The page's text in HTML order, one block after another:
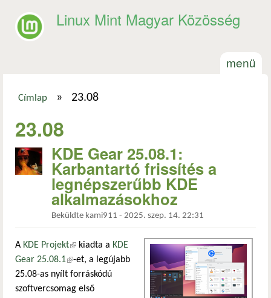
Linux Mint Magyar Közösség
menü
Címlap » 23.08
23.08
KDE Gear 25.08.1:
Karbantartó frissítés a
legnépszerűbb KDE
alkalmazásokhoz
Beküldte kami911 - 2025. szep. 14. 22:31
A KDE Projekt(külső hivatkozás)
kiadta a KDE
Gear 25.08.1(külső hivatkozás)
-et, a legújabb
25.08-as nyílt forráskódú
szoftvercsomag első